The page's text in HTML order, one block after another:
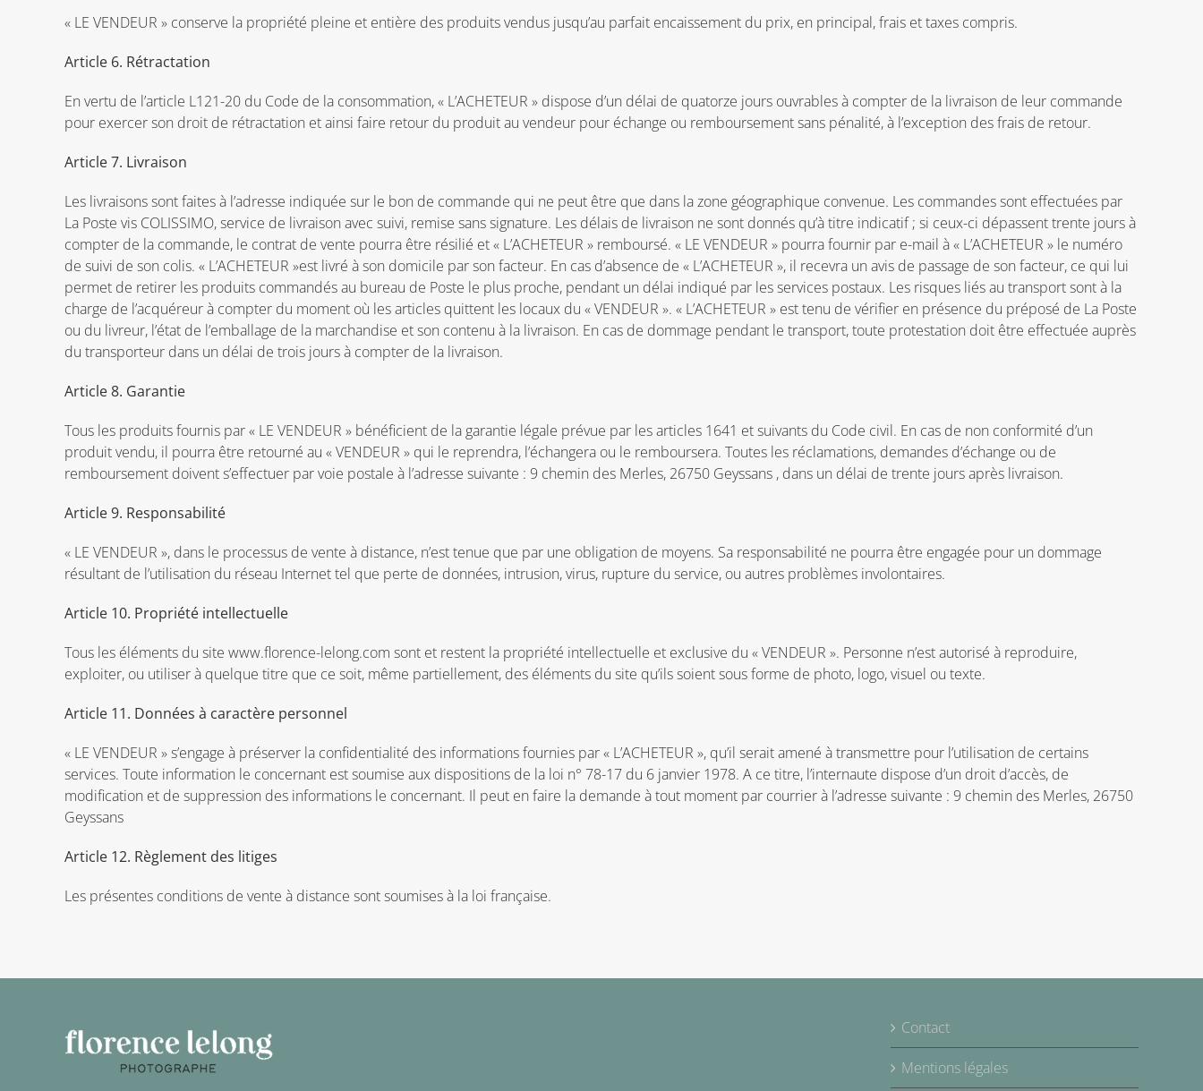
« LE VENDEUR » conserve la propriété pleine et entière des produits vendus jusqu’au parfait encaissement du prix, en principal, frais et taxes compris.
Article 6. Rétractation
En vertu de l’article L121-20 du Code de la consommation, « L’ACHETEUR » dispose d’un délai de quatorze jours ouvrables à compter de la livraison de leur commande
pour exercer son droit de rétractation et ainsi faire retour du produit au vendeur pour échange ou remboursement sans pénalité, à l’exception des frais de retour.
Article 7. Livraison
Les livraisons sont faites à l’adresse indiquée sur le bon de commande qui ne peut être que dans la zone géographique convenue. Les commandes sont effectuées par
La Poste vis COLISSIMO, service de livraison avec suivi, remise sans signature. Les délais de livraison ne sont donnés qu’à titre indicatif ; si ceux-ci dépassent trente jours à
compter de la commande, le contrat de vente pourra être résilié et « L’ACHETEUR » remboursé. « LE VENDEUR » pourra fournir par e-mail à « L’ACHETEUR » le numéro
de suivi de son colis. « L’ACHETEUR »est livré à son domicile par son facteur. En cas d’absence de « L’ACHETEUR », il recevra un avis de passage de son facteur, ce qui lui
permet de retirer les produits commandés au bureau de Poste le plus proche, pendant un délai indiqué par les services postaux. Les risques liés au transport sont à la
charge de l’acquéreur à compter du moment où les articles quittent les locaux du « VENDEUR ». « L’ACHETEUR » est tenu de vérifier en présence du préposé de La Poste
ou du livreur, l’état de l’emballage de la marchandise et son contenu à la livraison. En cas de dommage pendant le transport, toute protestation doit être effectuée auprès
du transporteur dans un délai de trois jours à compter de la livraison.
Article 8. Garantie
Tous les produits fournis par « LE VENDEUR » bénéficient de la garantie légale prévue par les articles 1641 et suivants du Code civil. En cas de non conformité d’un
produit vendu, il pourra être retourné au « VENDEUR » qui le reprendra, l’échangera ou le remboursera. Toutes les réclamations, demandes d’échange ou de
remboursement doivent s’effectuer par voie postale à l’adresse suivante : 9 chemin des Merles, 26750 Geyssans , dans un délai de trente jours après livraison.
Article 9. Responsabilité
« LE VENDEUR », dans le processus de vente à distance, n’est tenue que par une obligation de moyens. Sa responsabilité ne pourra être engagée pour un dommage
résultant de l’utilisation du réseau Internet tel que perte de données, intrusion, virus, rupture du service, ou autres problèmes involontaires.
Article 10. Propriété intellectuelle
Tous les éléments du site www.florence-lelong.com sont et restent la propriété intellectuelle et exclusive du « VENDEUR ». Personne n’est autorisé à reproduire,
exploiter, ou utiliser à quelque titre que ce soit, même partiellement, des éléments du site qu’ils soient sous forme de photo, logo, visuel ou texte.
Article 11. Données à caractère personnel
« LE VENDEUR » s’engage à préserver la confidentialité des informations fournies par « L’ACHETEUR », qu’il serait amené à transmettre pour l’utilisation de certains
services. Toute information le concernant est soumise aux dispositions de la loi n° 78-17 du 6 janvier 1978. A ce titre, l’internaute dispose d’un droit d’accès, de
modification et de suppression des informations le concernant. Il peut en faire la demande à tout moment par courrier à l’adresse suivante : 9 chemin des Merles, 26750
Geyssans
Article 12. Règlement des litiges
Les présentes conditions de vente à distance sont soumises à la loi française.
Contact
Mentions légales